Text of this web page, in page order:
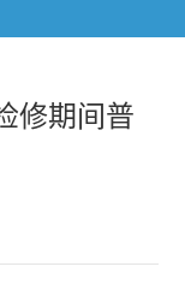
修期间普